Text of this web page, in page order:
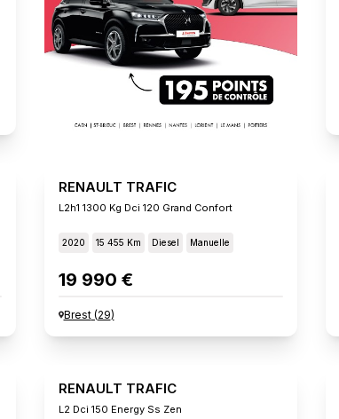
RENAULT TRAFIC
L2h1 1300 Kg Dci 120 Grand Confort
2020 15 455 Km Diesel Manuelle
19 990 €
Brest(29)
RENAULT TRAFIC
L2 Dci 150 Energy Ss Zen